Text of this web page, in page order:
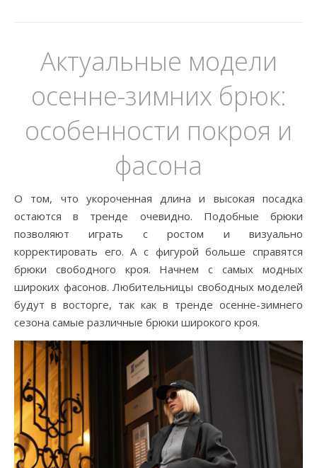
Актуальные модели
осенне-зимних брюк:
особенности покроя и
фасона
О том, что укороченная длина и высокая посадка
остаются в тренде очевидно. Подобные брюки
позволяют играть с ростом и визуально
корректировать его. А с фигурой больше справятся
брюки свободного кроя. Начнем с самых модных
широких фасонов. Любительницы свободных моделей
будут в восторге, так как в тренде осенне-зимнего
сезона самые различные брюки широкого кроя.